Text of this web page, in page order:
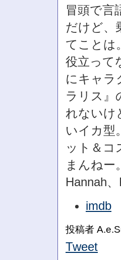
冒頭で言
だけど、
てことは
役立って
にキャラ
ラリス』
れないけ
いイカ型
ット＆コ
まんね
Hannah
imdb
投稿者
Tweet